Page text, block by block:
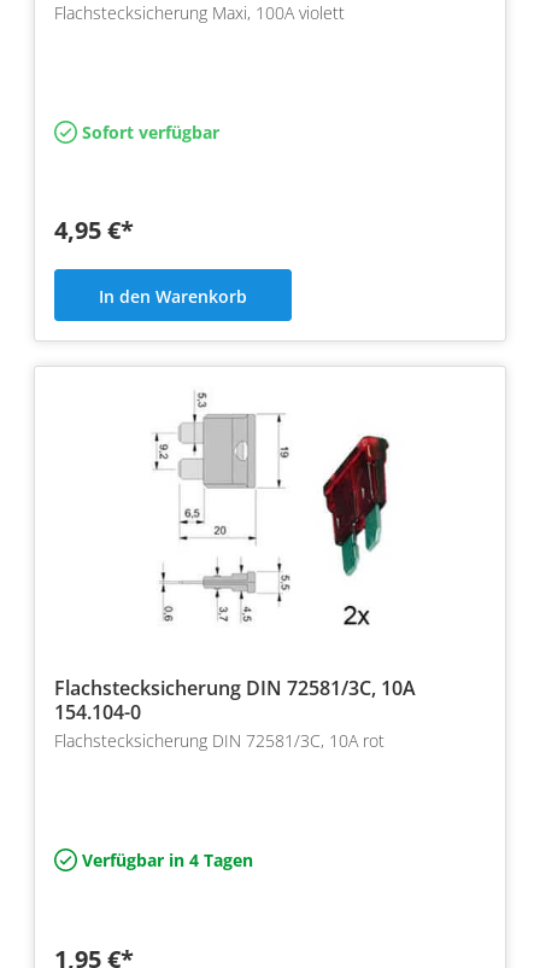
Flachstecksicherung Maxi, 100A violett
Sofort verfügbar
4,95 €*
In den Warenkorb
Flachstecksicherung DIN 72581/3C, 10A
154.104-0
Flachstecksicherung DIN 72581/3C, 10A rot
Verfügbar in 4 Tagen
1,95 €*